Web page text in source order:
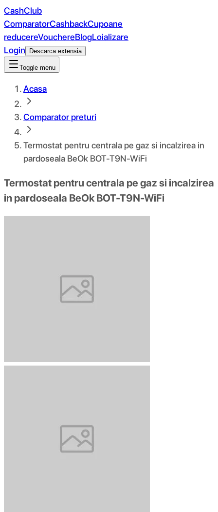
CashClub
ComparatorCashbackCupoane
reducereVouchereBlogLoializare
Login
Descarca extensia
Toggle menu
Acasa
Comparator preturi
Termostat pentru centrala pe gaz si incalzirea in
pardoseala BeOk BOT-T9N-WiFi
Termostat pentru centrala pe gaz si incalzirea
in pardoseala BeOk BOT-T9N-WiFi